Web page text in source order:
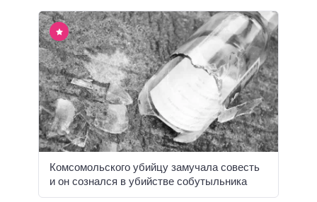
Комсомольского убийцу замучала совесть
и он сознался в убийстве собутыльника